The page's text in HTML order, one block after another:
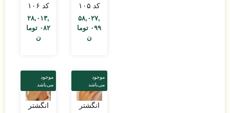
کد ۱۰۵
۵۸,۰۲۷,
۰۹۹ توما
ن
کد ۱۰۶
۲۸,۰۱۳,
۰۸۲ توما
ن
موجود
می‌باشد
انگشتر
موجود
می‌باشد
انگشتر